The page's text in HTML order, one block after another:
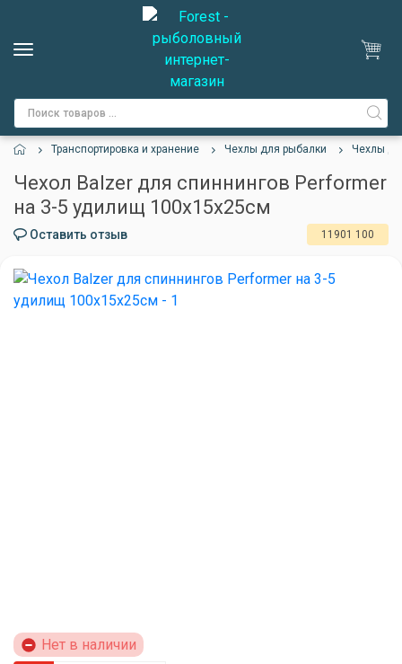
Транспортировка и хранение Чехлы для рыбалки Чехлы
Чехол Balzer для спиннингов Performer
на 3-5 удилищ 100x15x25см
Оставить отзыв 11901 100
Нет в наличии